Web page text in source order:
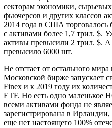
секторам экономики,
фьючерсов и других классов
2014 года в США торговалось
с активами более 1,7 трил. $.
активы превысили 2 трил. $.
превысило 6000 шт.
Не отстает от остального
Московской бирже запускает
Finex и к 2019 году их
ETF. Но есть одно маленькое
всеми активами фонда не
зарегистрирована в
еще нет настоящего 100%